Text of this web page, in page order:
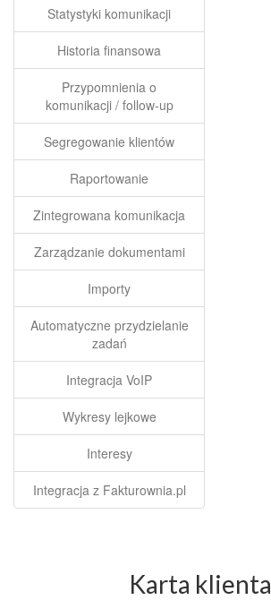
Statystyki komunikacji
Historia finansowa
Przypomnienia o
komunikacji / follow-up
Segregowanie klientów
Raportowanie
Zintegrowana komunikacja
Zarządzanie dokumentami
Importy
Automatyczne przydzielanie
zadań
Integracja VoIP
Wykresy lejkowe
Interesy
Integracja z Fakturownia.pl
Karta klienta